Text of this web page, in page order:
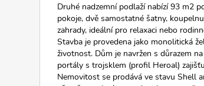
Druhé nadzemní podlaží nabízí 93 m2
pokoje, dvě samostatné šatny,
zahrady, ideální pro relaxaci nebo
Stavba je provedena jako monolitická
životnost. Dům je navržen s důrazem
portály s trojsklem (profil Heroal)
Nemovitost se prodává ve stavu Shell